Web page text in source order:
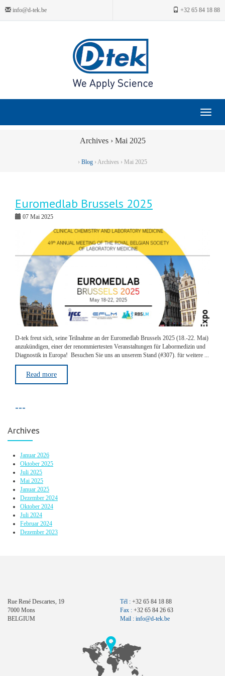
info@d-tek.be +32 65 84 18 88
Toggle
Archives › Mai 2025
› Blog › Archives › Mai 2025
Euromedlab Brussels 2025
07 Mai 2025
D-tek freut sich, seine Teilnahme an der Euromedlab Brussels 2025 (18.-22. Mai)
anzukündigen, einer der renommiertesten Veranstaltungen für Labormedizin und
Diagnostik in Europa! Besuchen Sie uns an unserem Stand (#307). für weitere ...
Read more
---
Archives
Januar 2026
Oktober 2025
Juli 2025
Mai 2025
Januar 2025
Dezember 2024
Oktober 2024
Juli 2024
Februar 2024
Dezember 2023
Rue René Descartes, 19
7000 Mons
BELGIUM
Tél : +32 65 84 18 88
Fax : +32 65 84 26 63
Mail : info@d-tek.be